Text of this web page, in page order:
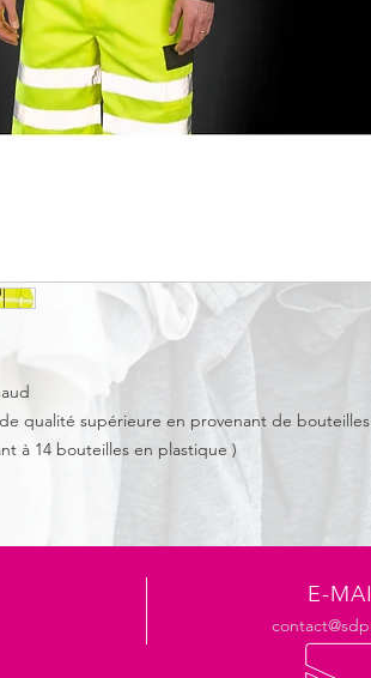
qualité supérieure en provenant de
à 14 bouteilles en plastique )
E-